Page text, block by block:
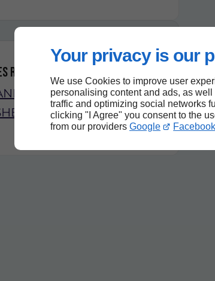
Your privacy is our
We use Cookies to improve user
personalising content and ads, as
traffic and optimizing social networks
clicking "I Agree" you consent to the
from our providers Google Facebook
Renouvelables
RUE, 68190